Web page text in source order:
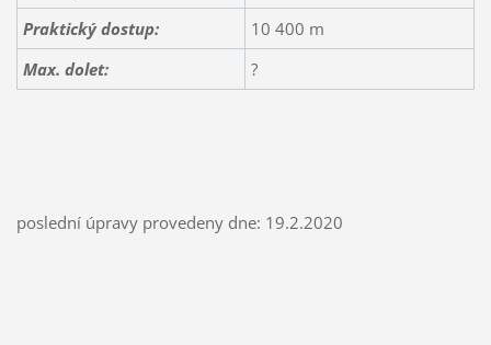
Praktický dostup:
10 400 m
Max. dolet:
?
poslední úpravy provedeny dne: 19.2.2020